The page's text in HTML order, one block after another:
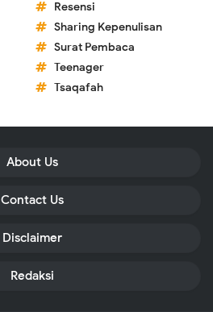
Resensi
Sharing Kepenulisan
Surat Pembaca
Teenager
Tsaqafah
About Us
Contact Us
Disclaimer
Redaksi